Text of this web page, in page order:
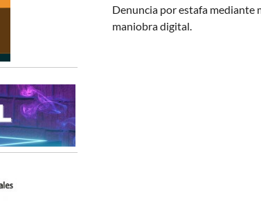
Denuncia por estafa mediante
maniobra digital.